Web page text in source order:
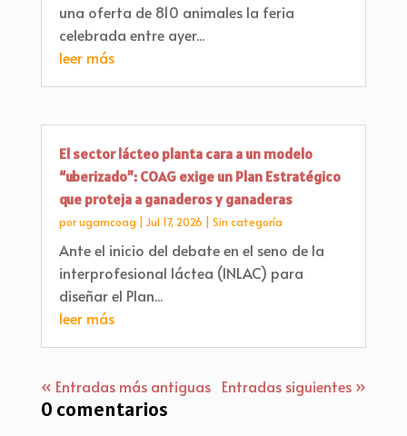
una oferta de 810 animales la feria
celebrada entre ayer...
leer más
El sector lácteo planta cara a un modelo
“uberizado”: COAG exige un Plan Estratégico
que proteja a ganaderos y ganaderas
porugamcoag Jul 17, 2026 Sin categoría
Ante el inicio del debate en el seno de la
interprofesional láctea (INLAC) para
diseñar el Plan...
leer más
« Entradas más antiguas Entradas siguientes »
0 comentarios